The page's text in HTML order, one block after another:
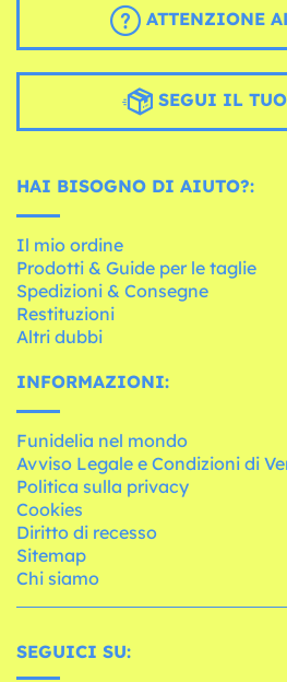
ATTENZIONE
SEGUI IL
HAI BISOGNO DI AIUTO?:
Il mio ordine
Prodotti & Guide per le taglie
Spedizioni & Consegne
Restituzioni
Altri dubbi
INFORMAZIONI:
Funidelia nel mondo
Avviso Legale e Condizioni di
Politica sulla privacy
Cookies
Diritto di recesso
Sitemap
Chi siamo
SEGUICI SU: